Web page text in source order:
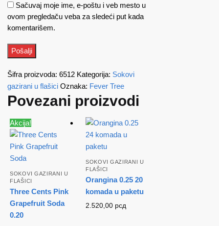
Sačuvaj moje ime, e-poštu i veb mesto u
ovom pregledaču veba za sledeći put kada
komentarišem.
Šifra proizvoda: 6512 Kategorija: Sokovi
gazirani u flašici Oznaka: Fever Tree
Povezani proizvodi
Akcija!
SOKOVI GAZIRANI U
FLAŠICI
Three Cents Pink
Grapefruit Soda
0.20
SOKOVI GAZIRANI U
FLAŠICI
Orangina 0.25 20
komada u paketu
2.520,00 рсд